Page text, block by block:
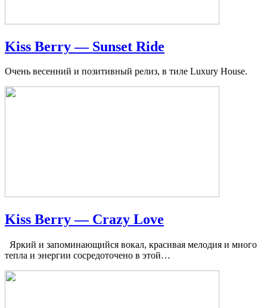
Kiss Berry — Sunset Ride
Очень весенний и позитивный релиз, в тиле Luxury House.
Kiss Berry — Crazy Love
Яркий и запоминающийся вокал, красивая мелодия и много
тепла и энергии сосредоточено в этой…